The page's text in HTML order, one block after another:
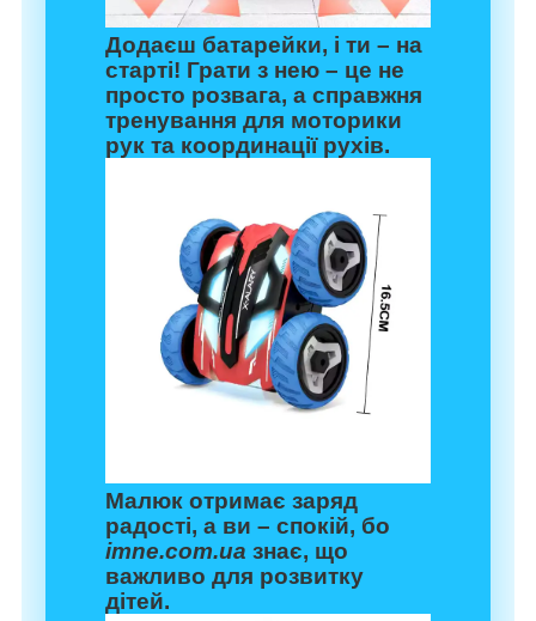
Додаєш батарейки, і ти – на
старті! Грати з нею – це не
просто розвага, а справжня
тренування для моторики
рук та координації рухів.
Малюк отримає заряд
радості, а ви – спокій, бо
imne.com.ua знає, що
важливо для розвитку
дітей.